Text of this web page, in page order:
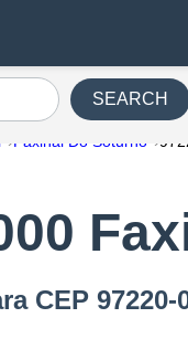
SEARCH
Faxinal Do Soturno
CEP